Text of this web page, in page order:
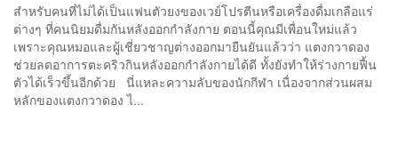
สำหรับคนที่ไม่ได้เป็นแฟนตัวยงของเวย์โปรตีนหรือเครื่องดื่มเกลือแร่
ต่างๆ ที่คนนิยมดื่มกันหลังออกกำลังกาย ตอนนี้คุณมีเพื่อนใหม่แล้ว
เพราะคุณหมอและผู้เชี่ยวชาญต่างออกมายืนยันแล้วว่า แตงกวาดอง
ช่วยลดอาการตะคริวกินหลังออกกำลังกายได้ดี ทั้งยังทำให้ร่างกายฟื้น
ตัวได้เร็วขึ้นอีกด้วย นี่แหละความลับของนักกีฬา เนื่องจากส่วนผสม
หลักของแตงกวาดอง ไ...